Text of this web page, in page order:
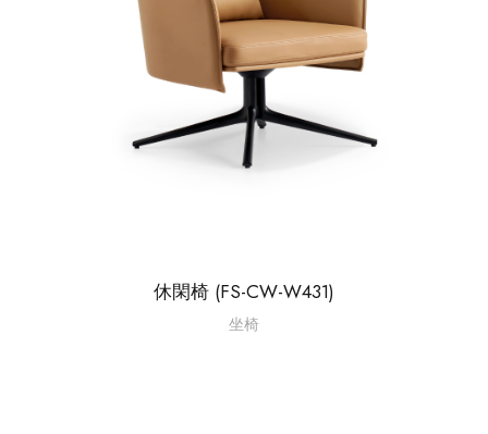
休閑椅 (FS-CW-W431)
坐椅